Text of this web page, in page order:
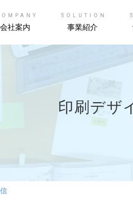
会社案内
SOLUTION
事業紹介
印刷デザ